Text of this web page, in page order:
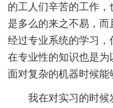
的工人们辛苦的工作
是多么的来之不易，
经过专业系统的学习
在专业性的知识也是
面对复杂的机器时候能
我在对实习的时候